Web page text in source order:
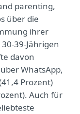
parenting,
über die
ihrer
39-Jährigen
davon
WhatsApp,
Prozent)
Auch für